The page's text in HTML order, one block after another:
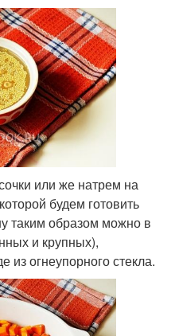
или же натрем на
будем готовить
таким образом можно в
и крупных),
из огнеупорного стекла.